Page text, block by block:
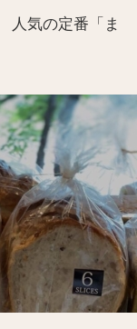
人気の定番「ま